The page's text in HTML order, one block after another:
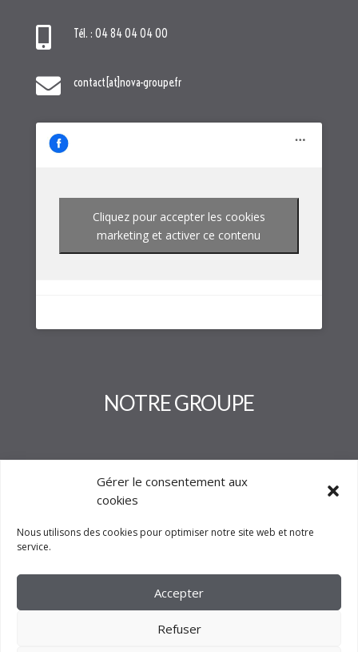
Gérer le consentement aux
cookies
Nous utilisons des cookies pour optimiser notre site web et notre
service.
Accepter
Refuser
 Tél. : 04 84 04 04 00
 contact[at]nova-groupe.fr
Cliquez pour accepter les cookies
marketing et activer ce contenu
NOTRE GROUPE